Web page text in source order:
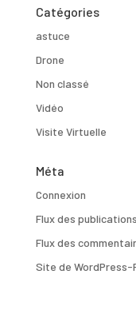
Catégories
astuce
Drone
Non classé
Vidéo
Visite Virtuelle
Méta
Connexion
Flux des publications
Flux des
Site de WordPress-